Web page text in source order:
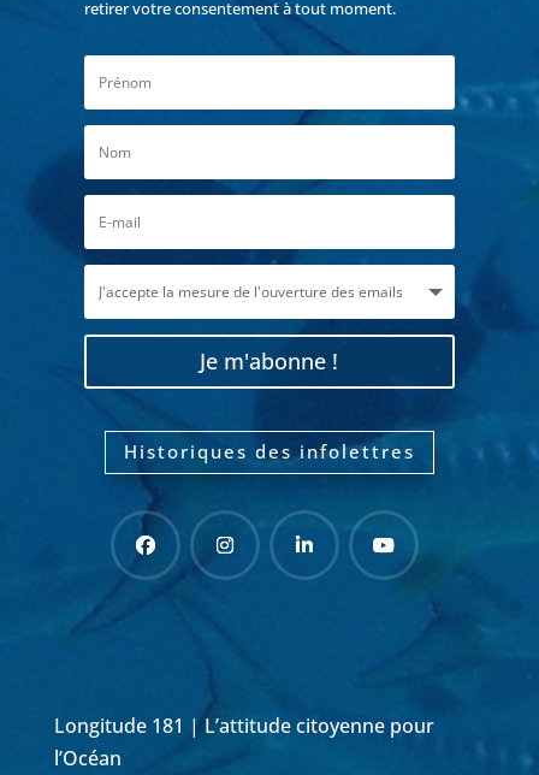
retirer votre consentement à tout moment.
Je m'abonne !
Historiques des infolettres
Longitude 181 | L’attitude citoyenne pour
l’Océan